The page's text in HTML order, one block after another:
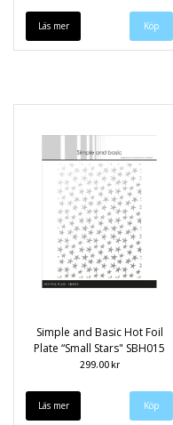
Läs mer
Simple and Basic Hot Foil
Plate “Small Stars" SBH015
299.00 kr
Läs mer